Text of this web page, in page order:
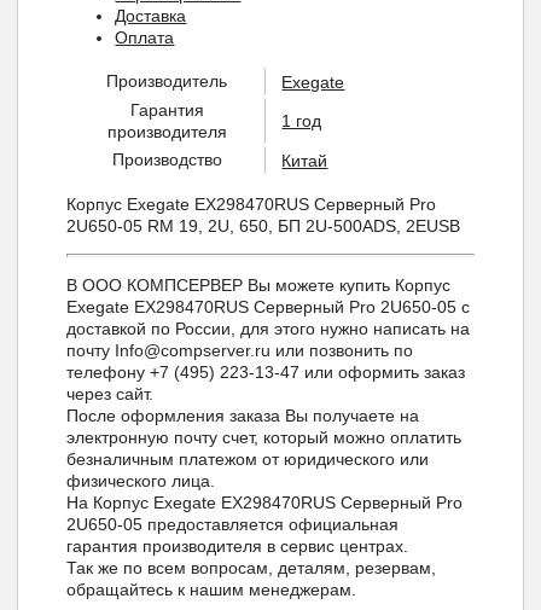
Доставка
Оплата
Производитель
Exegate
Гарантия
производителя
1 год
Производство Китай
Корпус Exegate EX298470RUS Серверный Pro
2U650-05 RM 19, 2U, 650, БП 2U-500ADS, 2ЕUSB
В ООО КОМПСЕРВЕР Вы можете купить Корпус
Exegate EX298470RUS Серверный Pro 2U650-05 с
доставкой по России, для этого нужно написать на
почту Info@compserver.ru или позвонить по
телефону +7 (495) 223-13-47 или оформить заказ
через сайт.
После оформления заказа Вы получаете на
электронную почту счет, который можно оплатить
безналичным платежом от юридического или
физического лица.
На Корпус Exegate EX298470RUS Серверный Pro
2U650-05 предоставляется официальная
гарантия производителя в сервис центрах.
Так же по всем вопросам, деталям, резервам,
обращайтесь к нашим менеджерам.